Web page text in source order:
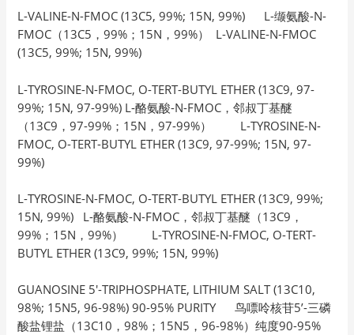
L-VALINE-N-FMOC (13C5, 99%; 15N, 99%) L-缬氨酸-N-
FMOC（13C5，99%；15N，99%） L-VALINE-N-FMOC
(13C5, 99%; 15N, 99%)
L-TYROSINE-N-FMOC, O-TERT-BUTYL ETHER (13C9, 97-
99%; 15N, 97-99%) L-酪氨酸-N-FMOC，邻叔丁基醚
（13C9，97-99%；15N，97-99%） L-TYROSINE-N-
FMOC, O-TERT-BUTYL ETHER (13C9, 97-99%; 15N, 97-
99%)
L-TYROSINE-N-FMOC, O-TERT-BUTYL ETHER (13C9, 99%;
15N, 99%) L-酪氨酸-N-FMOC，邻叔丁基醚（13C9，
99%；15N，99%） L-TYROSINE-N-FMOC, O-TERT-
BUTYL ETHER (13C9, 99%; 15N, 99%)
GUANOSINE 5′-TRIPHOSPHATE, LITHIUM SALT (13C10,
98%; 15N5, 96-98%) 90-95% PURITY 鸟嘌呤核苷5’-三磷
酸盐锂盐（13C10，98%；15N5，96-98%）纯度90-95%